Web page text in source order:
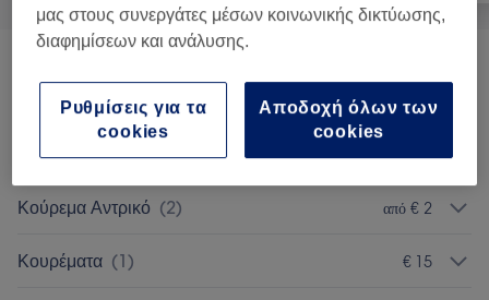
Κεφαλής (3)
από € 3
Φορμάρισμα (4) από € 10
Κούρεμα Αντρικό (2) από € 2
Κουρέματα (1) € 15
μας στους συνεργάτες μέσων κοινωνικής δικτύωσης,
διαφημίσεων και ανάλυσης.
Αποδοχή όλων των
cookies
Ρυθμίσεις για τα
cookies